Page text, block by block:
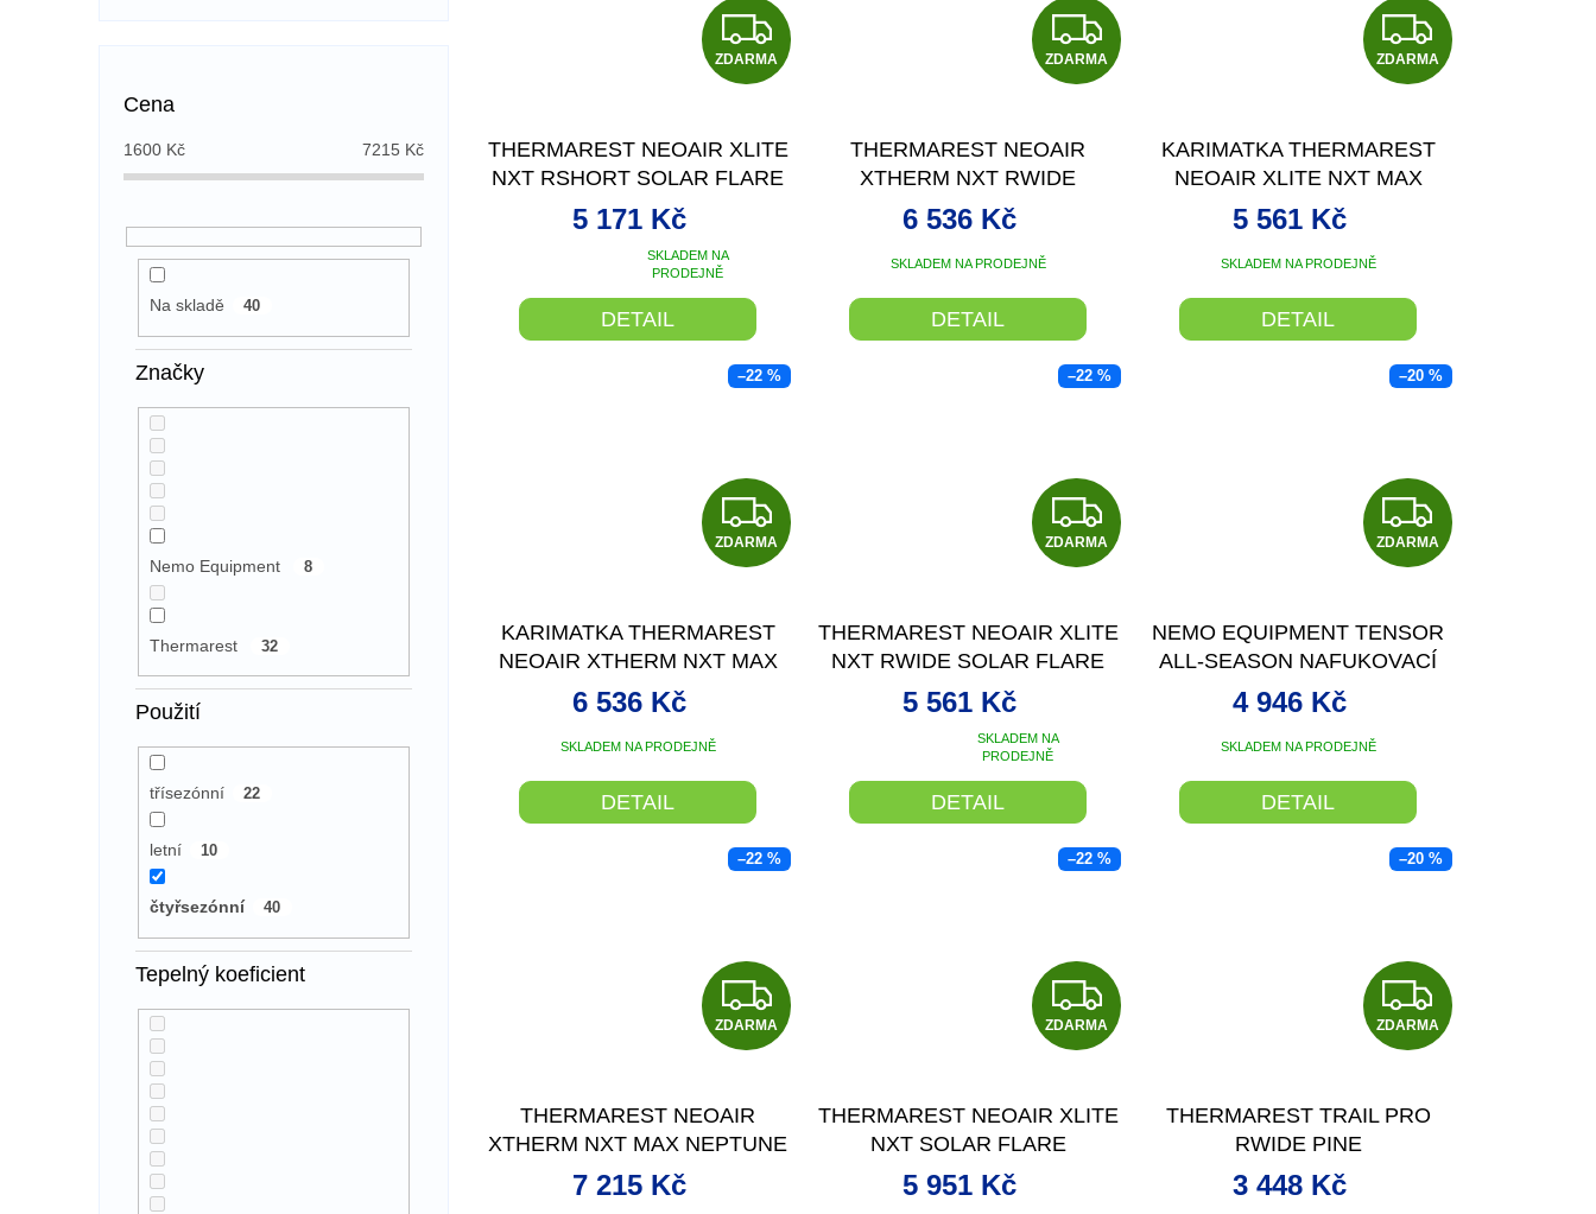
Cena
1600 Kč 7215 Kč
Na skladě 40
Značky
Nemo Equipment 8
Thermarest 32
Použití
třísezónní 22
letní 10
čtyřsezónní 40
Tepelný koeficient
Z
D
A
R
ZDARMA
THERMAREST NEOAIR XLITE
NXT RSHORT SOLAR FLARE
NAFUKOVACÍ KARIMATKA
ŽLUTÁ 168X51X7,6
produktu
je
SKLADEM NA
PRODEJNĚ
5 171 Kč
DETAIL
Z
D
ZDARMA
THERMAREST NEOAIR
XTHERM NXT RWIDE
NEPTUNE NAFUKOVACÍ
KARIMATKA ŠEDÁ
183X64X7,62
SKLADEM NA PRODEJNĚ
6 536 Kč
DETAIL
Z
D
A
ZDARMA
KARIMATKA THERMAREST
NEOAIR XLITE NXT MAX
BARVA SOLAR FLARE
VELIKOST REGULAR WIDE
SKLADEM NA PRODEJNĚ
5 561 Kč
DETAIL
Z
D
A
R
ZDARMA
–22 %
KARIMATKA THERMAREST
NEOAIR XTHERM NXT MAX
BARVA NEPTUNE VELIKOST
REGULAR WIDE
SKLADEM NA PRODEJNĚ
6 536 Kč
DETAIL
Z
D
A
R
ZDARMA
–22 %
THERMAREST NEOAIR XLITE
NXT RWIDE SOLAR FLARE
NAFUKOVACÍ KARIMATKA
ŽLUTÁ 183X64X7,6
produktu
je
SKLADEM NA
PRODEJNĚ
5 561 Kč
DETAIL
Z
D
A
R
ZDARMA
–20 %
NEMO EQUIPMENT TENSOR
ALL-SEASON NAFUKOVACÍ
KARIMATKA
SKLADEM NA PRODEJNĚ
4 946 Kč
DETAIL
Z
D
R
ZDARMA
–22 %
THERMAREST NEOAIR
XTHERM NXT MAX NEPTUNE
NAFUKOVACÍ KARIMATKA
ŠEDÁ 196X64X7,62
7 215 Kč
Z
D
A
ZDARMA
–22 %
THERMAREST NEOAIR XLITE
NXT SOLAR FLARE
NAFUKOVACÍ KARIMATKA
ŽLUTÁ 196X64X7,6
5 951 Kč
Z
D
ZDARMA
–20 %
THERMAREST TRAIL PRO
RWIDE PINE
SAMONAFUKOVACÍ
KARIMATKA TM. ZELENÁ
3 448 Kč